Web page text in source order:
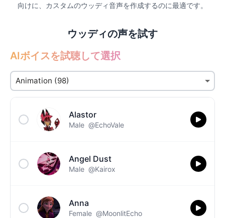
向けに、カスタムのウッディ音声を作成するのに最適です。
ウッディの声を試す
AIボイスを試聴して選択
Alastor
Male @EchoVale
Angel Dust
Male @Kairox
Anna
Female @MoonlitEcho